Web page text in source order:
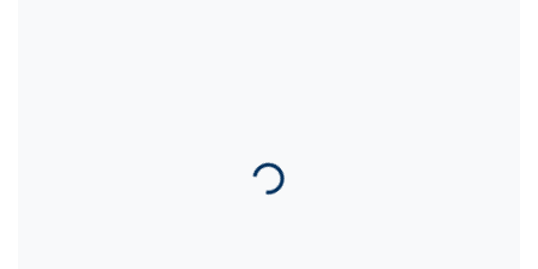
Loading...